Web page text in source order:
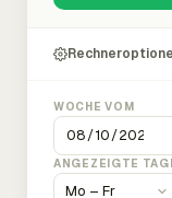
WOCHE VOM
ANGEZEIGTE